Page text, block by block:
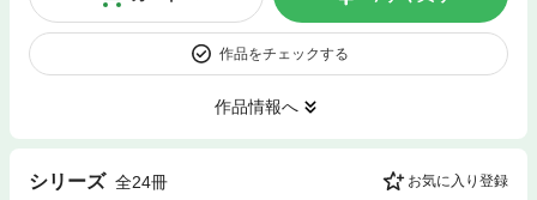
作品をチェックする
作品情報へ
シリーズ 全24冊 お気に入り登録